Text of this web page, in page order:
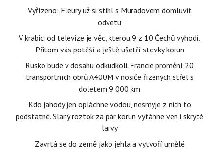
Vyřízeno: Fleury už si stihl s Muradovem domluvit
odvetu
V krabici od televize je věc, kterou 9 z 10 Čechů vyhodí.
Přitom vás potěší a ještě ušetří stovky korun
Rusko bude v dosahu odkudkoli. Francie promění 20
transportních obrů A400M v nosiče řízených střel s
doletem 9 000 km
Kdo jahody jen opláchne vodou, nesmyje z nich to
podstatné. Slaný roztok za pár korun vytáhne ven i skryté
larvy
Zavrtá se do země jako jehla a vytvoří umělé